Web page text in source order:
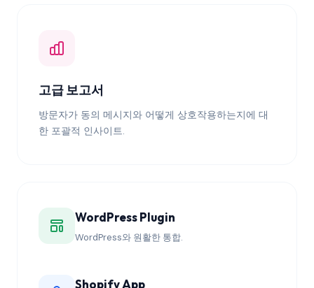
고급 보고서
방문자가 동의 메시지와 어떻게 상호작용하는지에 대
한 포괄적 인사이트.
WordPress Plugin
WordPress와 원활한 통합.
Shopify App